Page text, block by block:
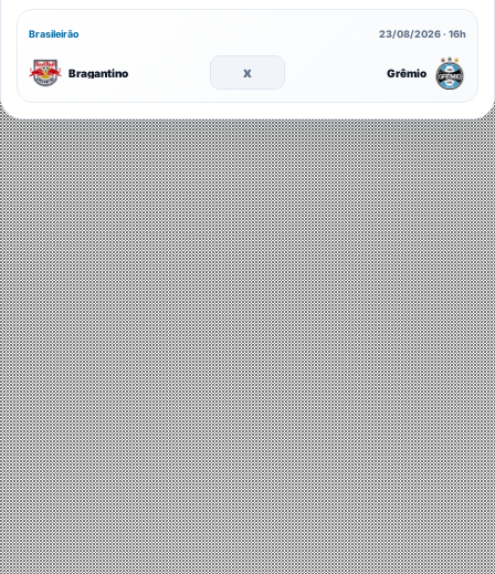
Brasileirão 23/08/2026 · 16h
Bragantino x Grêmio